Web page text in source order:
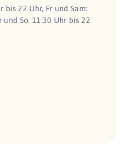
bis 22 Uhr, Fr und Sam:
und So: 11:30 Uhr bis 22